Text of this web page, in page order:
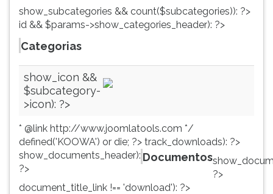
leitura
pressione
(primeira
esquerda
para
continuar
pressione
(primeira
show_subcategories && count($subcategories)): ?>
id && $params->show_categories_header): ?>
Categorias
show_icon &&
$subcategory-
>icon): ?>
* @link http://www.joomlatools.com */
defined('KOOWA') or die; ?> track_downloads): ?>
show_documents_header):
?>
Documentos
?>
document_title_link !== 'download'): ?>